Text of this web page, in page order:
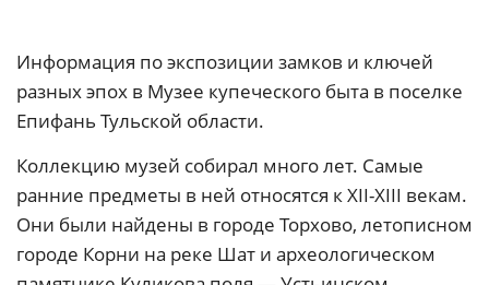
Информация по экспозиции замков и ключей
разных эпох в Музее купеческого быта в поселке
Епифань Тульской области.
Коллекцию музей собирал много лет. Самые
ранние предметы в ней относятся к XII-XIII векам.
Они были найдены в городе Торхово, летописном
городе Корни на реке Шат и археологическом